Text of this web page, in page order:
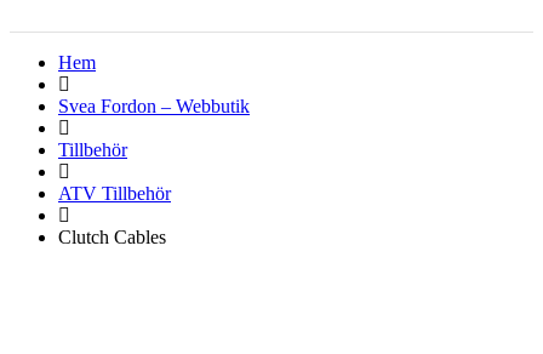
Hem
Svea Fordon – Webbutik
Tillbehör
ATV Tillbehör
Clutch Cables